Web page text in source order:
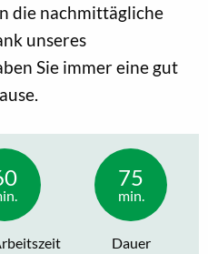
die nachmittägliche
unseres
Sie immer eine gut
75
min.
Dauer